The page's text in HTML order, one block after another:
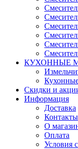
КУХОННЫЕ
Скидки и
Информация
Доставка
Контакты
О
Оплата
Условия